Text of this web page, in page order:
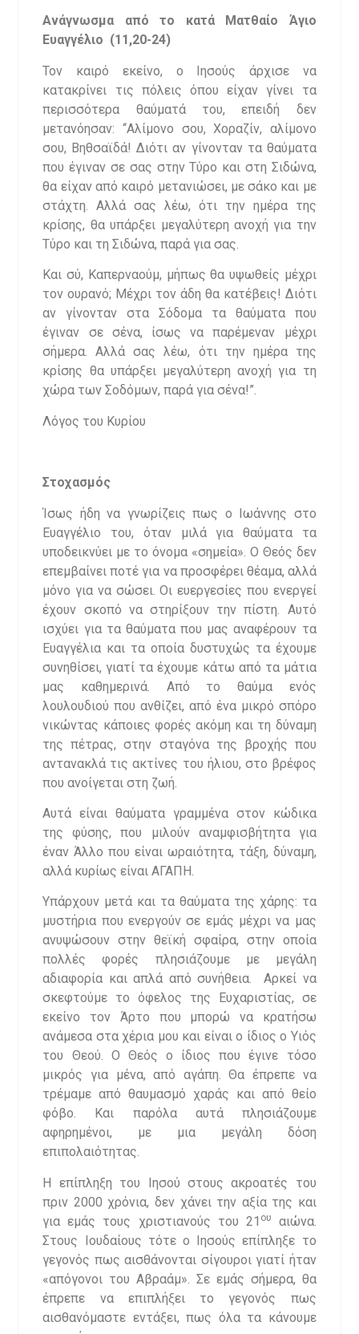
Ανάγνωσμα από το κατά Ματθαίο Άγιο
Ευαγγέλιο (11,20-24)
Τον καιρό εκείνο, ο Ιησούς άρχισε να
κατακρίνει τις πόλεις όπου είχαν γίνει τα
περισσότερα θαύματά του, επειδή δεν
μετανόησαν: “Αλίμονο σου, Χοραζίν, αλίμονο
σου, Βηθσαϊδά! Διότι αν γίνονταν τα θαύματα
που έγιναν σε σας στην Τύρο και στη Σιδώνα,
θα είχαν από καιρό μετανιώσει, με σάκο και με
στάχτη. Αλλά σας λέω, ότι την ημέρα της
κρίσης, θα υπάρξει μεγαλύτερη ανοχή για την
Τύρο και τη Σιδώνα, παρά για σας.
Και σύ, Καπερναούμ, μήπως θα υψωθείς μέχρι
τον ουρανό; Μέχρι τον άδη θα κατέβεις! Διότι
αν γίνονταν στα Σόδομα τα θαύματα που
έγιναν σε σένα, ίσως να παρέμεναν μέχρι
σήμερα. Αλλά σας λέω, ότι την ημέρα της
κρίσης θα υπάρξει μεγαλύτερη ανοχή για τη
χώρα των Σοδόμων, παρά για σένα!”.
Λόγος του Κυρίου
Στοχασμός
Ίσως ήδη να γνωρίζεις πως ο Ιωάννης στο
Ευαγγέλιο του, όταν μιλά για θαύματα τα
υποδεικνύει με το όνομα «σημεία». Ο Θεός δεν
επεμβαίνει ποτέ για να προσφέρει θέαμα, αλλά
μόνο για να σώσει. Οι ευεργεσίες που ενεργεί
έχουν σκοπό να στηρίξουν την πίστη. Αυτό
ισχύει για τα θαύματα που μας αναφέρουν τα
Ευαγγέλια και τα οποία δυστυχώς τα έχουμε
συνηθίσει, γιατί τα έχουμε κάτω από τα μάτια
μας καθημερινά. Από το θαύμα ενός
λουλουδιού που ανθίζει, από ένα μικρό σπόρο
νικώντας κάποιες φορές ακόμη και τη δύναμη
της πέτρας, στην σταγόνα της βροχής που
αντανακλά τις ακτίνες του ήλιου, στο βρέφος
που ανοίγεται στη ζωή.
Αυτά είναι θαύματα γραμμένα στον κώδικα
της φύσης, που μιλούν αναμφισβήτητα για
έναν Άλλο που είναι ωραιότητα, τάξη, δύναμη,
αλλά κυρίως είναι ΑΓΑΠΗ.
Υπάρχουν μετά και τα θαύματα της χάρης: τα
μυστήρια που ενεργούν σε εμάς μέχρι να μας
ανυψώσουν στην θεϊκή σφαίρα, στην οποία
πολλές φορές πλησιάζουμε με μεγάλη
αδιαφορία και απλά από συνήθεια. Αρκεί να
σκεφτούμε το όφελος της Ευχαριστίας, σε
εκείνο τον Άρτο που μπορώ να κρατήσω
ανάμεσα στα χέρια μου και είναι ο ίδιος ο Υιός
του Θεού. Ο Θεός ο ίδιος που έγινε τόσο
μικρός για μένα, από αγάπη. Θα έπρεπε να
τρέμαμε από θαυμασμό χαράς και από θείο
φόβο. Και παρόλα αυτά πλησιάζουμε
αφηρημένοι, με μια μεγάλη δόση
επιπολαιότητας.
Η επίπληξη του Ιησού στους ακροατές του
πριν 2000 χρόνια, δεν χάνει την αξία της και
για εμάς τους χριστιανούς του 21 ου
αιώνα.
Στους Ιουδαίους τότε ο Ιησούς επίπληξε το
γεγονός πως αισθάνονται σίγουροι γιατί ήταν
«απόγονοι του Αβραάμ». Σε εμάς σήμερα, θα
έπρεπε να επιπλήξει το γεγονός πως
αισθανόμαστε εντάξει, πως όλα τα κάνουμε